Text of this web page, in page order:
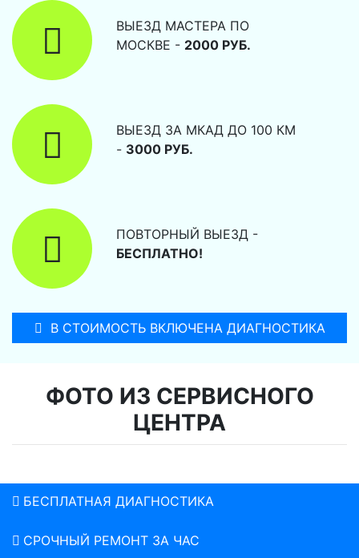
ВЫЕЗД МАСТЕРА ПО
МОСКВЕ - 2000 РУБ.
ВЫЕЗД ЗА МКАД ДО 100 КМ
- 3000 РУБ.
ПОВТОРНЫЙ ВЫЕЗД -
БЕСПЛАТНО!
В СТОИМОСТЬ ВКЛЮЧЕНА ДИАГНОСТИКА
ФОТО ИЗ СЕРВИСНОГО
ЦЕНТРА
БЕСПЛАТНАЯ ДИАГНОСТИКА
СРОЧНЫЙ РЕМОНТ ЗА ЧАС